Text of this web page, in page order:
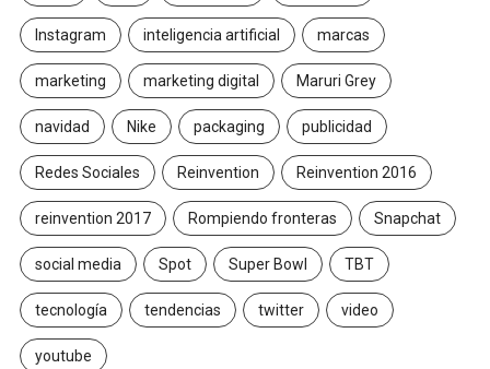
Instagram inteligencia artificial marcas
marketing marketing digital Maruri Grey
navidad Nike packaging publicidad
Redes Sociales Reinvention Reinvention 2016
reinvention 2017 Rompiendo fronteras Snapchat
social media Spot Super Bowl TBT
tecnología tendencias twitter video
youtube